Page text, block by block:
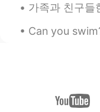
我们全迷
因为病毒原
的儿子，
가족과 친구들한테 헬로톡 쓴다고 얘기하세요? 저는 부모님
Can you swim? Hello again